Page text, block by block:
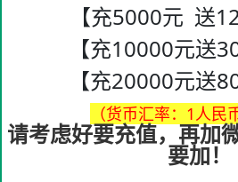
【充5000元 送
【充10000元送
【充20000元送
（货币汇率：1人民
请考虑好要充值，再加
要加！